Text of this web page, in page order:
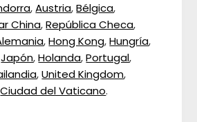
,Austria,Bélgica,
China,República Checa,
,Hong Kong,Hungría,
Japón,Holanda,Portugal,
,United Kingdom,
Ciudad del Vaticano.